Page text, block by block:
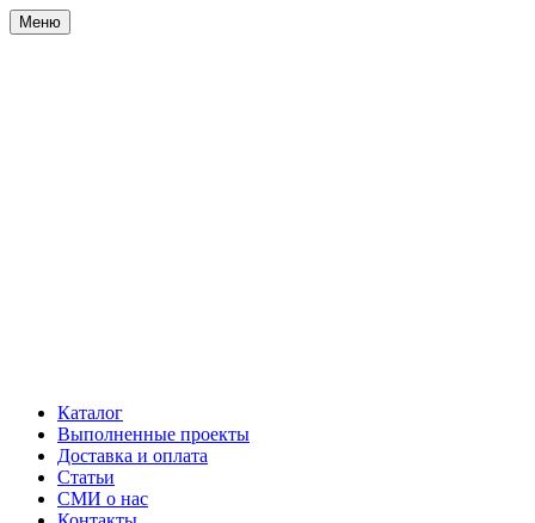
Меню
Каталог
Выполненные проекты
Доставка и оплата
Статьи
СМИ о нас